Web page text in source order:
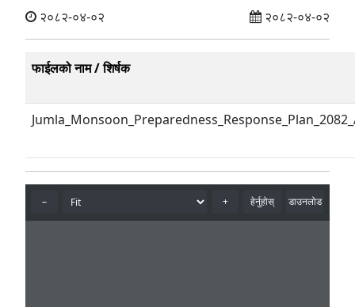
२०८२-०४-०२ २०८२-०४-०२
फाईलको नाम / शिर्षक